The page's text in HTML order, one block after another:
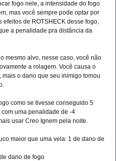
fogo nele, a intensidade do fogo
mas você sempre pode optar por
efeitos de ROTSHECK desse fogo,
a penalidade pra distância da
mesmo alvo, nesse caso, você não
a rolagem. Você causa o
o dano que seu inimigo tomou
como se tivesse conseguido 5
com uma penalidade de -4
usar Creo Ignem pela noite.
maior que uma vela: 1 de dano de
dano de fogo